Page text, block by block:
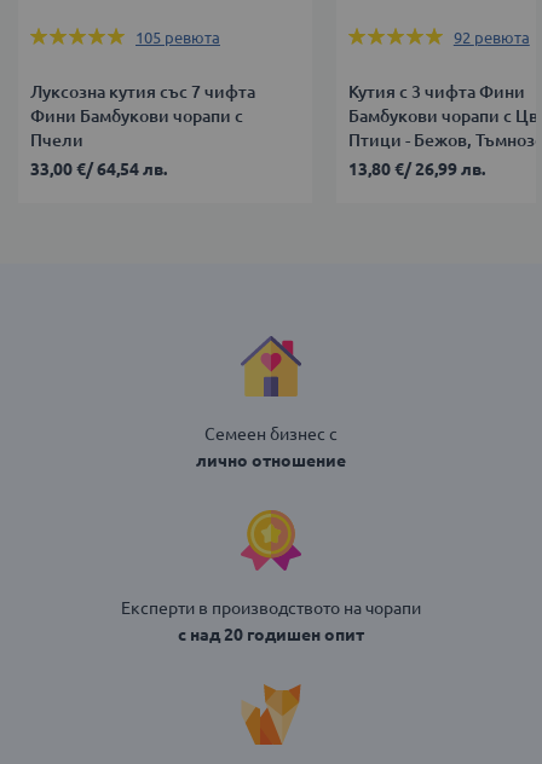
Оценка:
105 ревюта
Луксозна кутия със 7 чифта
Фини Бамбукови чорапи с
Пчели
33,00 €/64,54 лв.
Оценка:
92 ревюта
Кутия с 3 чифта Фини
Бамбукови чорапи с
Птици - Бежов,
Мента
13,80 €/26,99 лв.
Семеен бизнес с
лично отношение
Експерти в производството на чорапи
с над 20 годишен опит